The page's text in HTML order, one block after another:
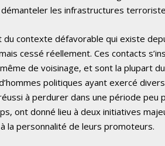
les infrastructures
du contexte défavorable qui existe
cessé réellement. Ces contacts
de voisinage, et sont la plupart
politiques ayant exercé
à perdurer dans une période
ont donné lieu à deux initiatives
la personnalité de leurs promoteurs.